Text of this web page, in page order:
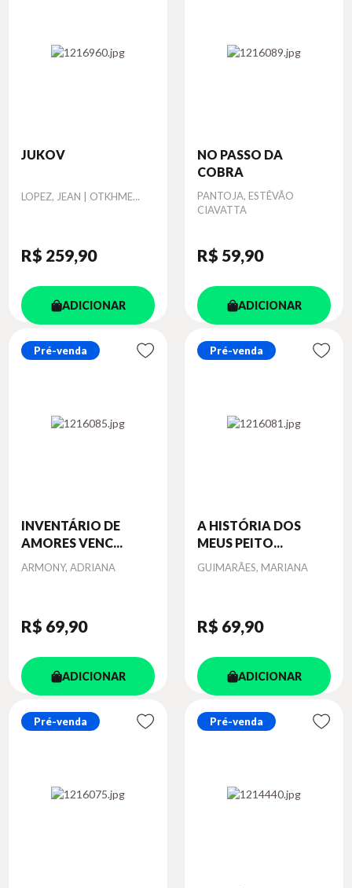
JUKOV
Autor
LOPEZ, JEAN | OTKHME...
R$ 259,90
ADICIONAR
NO PASSO DA
COBRA
Autor
PANTOJA, ESTÊVÃO
CIAVATTA
R$ 59,90
ADICIONAR
Pré-venda
INVENTÁRIO DE
AMORES VENC...
Autor
ARMONY, ADRIANA
R$ 69,90
ADICIONAR
Pré-venda
A HISTÓRIA DOS
MEUS PEITO...
Autor
GUIMARÃES, MARIANA
R$ 69,90
ADICIONAR
Pré-venda Pré-venda